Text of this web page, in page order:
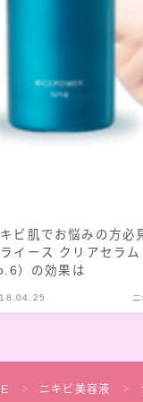
ビ肌でお悩みの方
ライース クリアセラム
）の効果は
＞ ニキビ美容液 ＞